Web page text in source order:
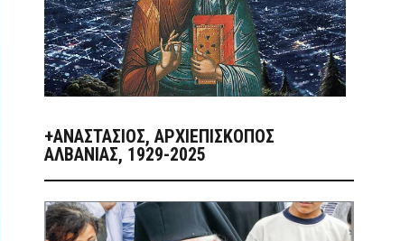
+ΑΝΑΣΤΆΣΙΟΣ, ΑΡΧΙΕΠΊΣΚΟΠΟΣ
ΑΛΒΑΝΊΑΣ, 1929-2025